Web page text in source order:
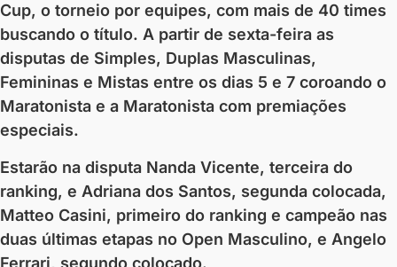
Cup, o torneio por equipes, com mais de 40 times
buscando o título. A partir de sexta-feira as
disputas de Simples, Duplas Masculinas,
Femininas e Mistas entre os dias 5 e 7 coroando o
Maratonista e a Maratonista com premiações
especiais.
Estarão na disputa Nanda Vicente, terceira do
ranking, e Adriana dos Santos, segunda colocada,
Matteo Casini, primeiro do ranking e campeão nas
duas últimas etapas no Open Masculino, e Angelo
Ferrari, segundo colocado.